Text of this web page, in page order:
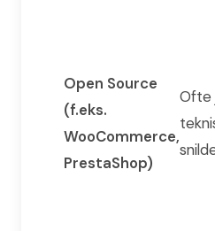
Open Source
(f.eks.
WooCommerce,
PrestaShop)
Ofte